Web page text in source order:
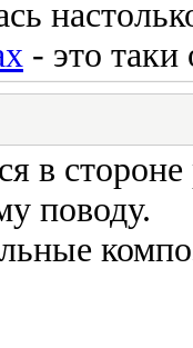
- это
в
поводу.